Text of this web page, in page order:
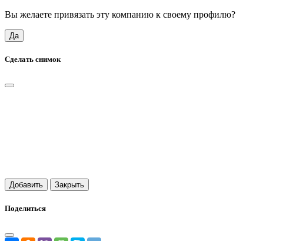
Вы желаете привязать эту компанию к своему профилю?
Да
Сделать снимок
Добавить Закрыть
Поделиться